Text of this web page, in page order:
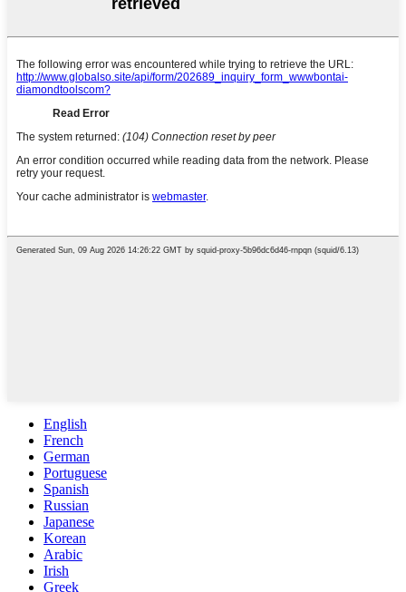
English
French
German
Portuguese
Spanish
Russian
Japanese
Korean
Arabic
Irish
Greek